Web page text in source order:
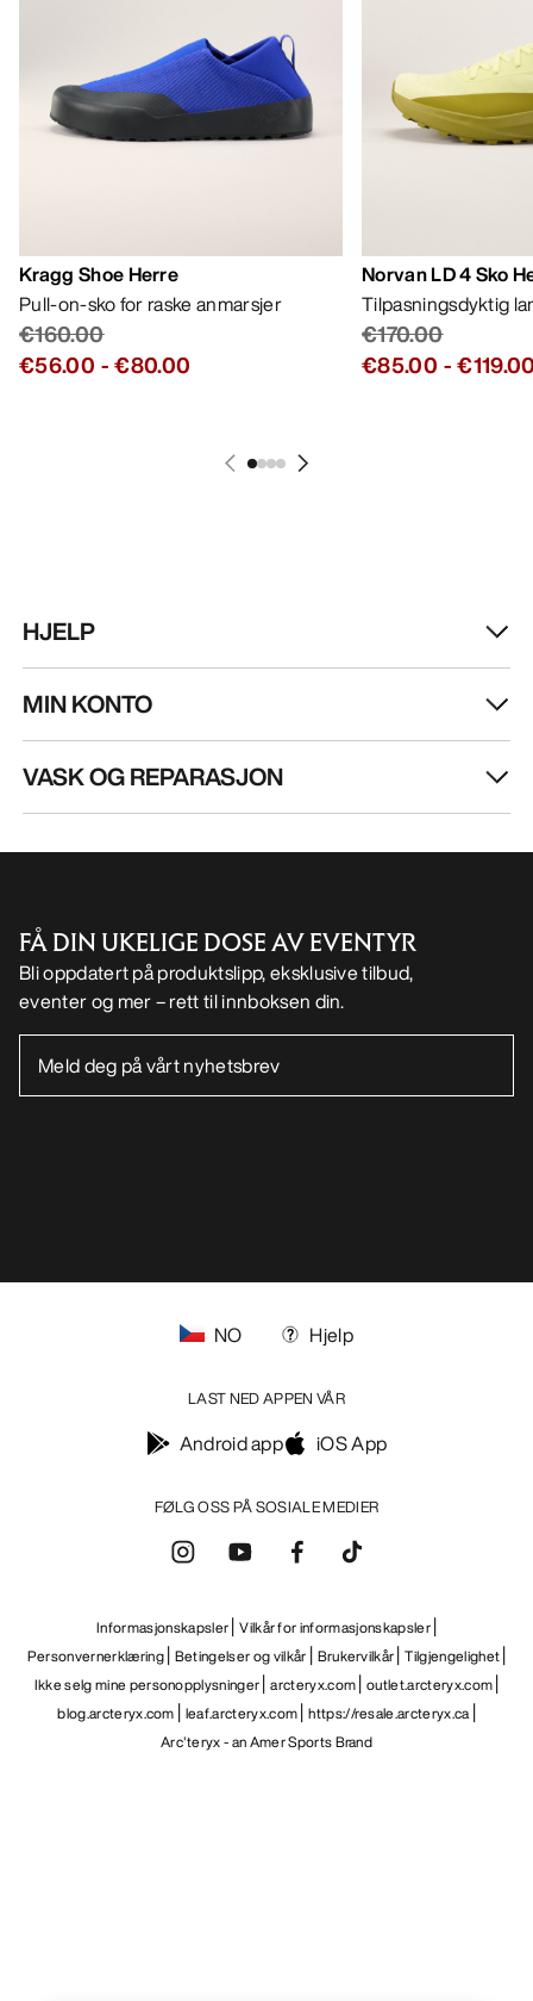
Kragg Shoe Herre
Pull-on-sko for raske anmarsjer
€160.00
€56.00 -€80.00
Norvan LD 4 Sko
Tilpasningsdyktig
€170.00
€85.00 -
HJELP
MIN KONTO
VASK OG REPARASJON
FÅ DIN UKELIGE DOSE AV EVENTYR
Bli oppdatert på produktslipp, eksklusive tilbud,
eventer og mer – rett til innboksen din.
FØLG OSS PÅ SOSIALE MEDIER
NO Hjelp
LAST NED APPEN VÅR
Android app iOS App
Informasjonskapsler Vilkår for informasjonskapsler
Personvernerklæring Betingelser og vilkår Brukervilkår Tilgjengelighet
Ikke selg mine personopplysninger arcteryx.com outlet.arcteryx.com
blog.arcteryx.com leaf.arcteryx.com https://resale.arcteryx.ca
Arc'teryx - an Amer Sports Brand